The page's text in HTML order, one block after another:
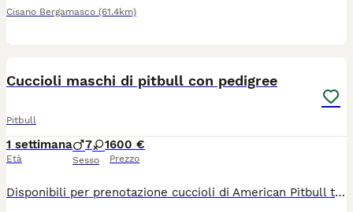
Cisano Bergamasco (61.4km)
Cuccioli maschi di pitbull con pedigree
Pitbull
1 settimana
Età
7 1
Sesso
600 €
Prezzo
Disponibili per prenotazione cuccioli di American Pitbull terrier in standard ukc, rimasti ultimi 5 maschi disponibili presso l’allevamento Bajka’s Kennel. verranno ceduti al compimento dei 60 giorni di vita dal 27 settembre , i cuccioli vengono cresciuti in casa a contatto con bambini piccoli, allevamento attivo da 12 anni di esperienza. Cani equilibrati adatti a fare di bellezza. Ottima linea di sangue . Verranno consegnati con pedigree , vaccino, ciclo vermifugo , ciclo antiparassitario, libretto sanitario , iscrizione anagrafe canina. Se interessati contattare su whatsapp al 3297519156